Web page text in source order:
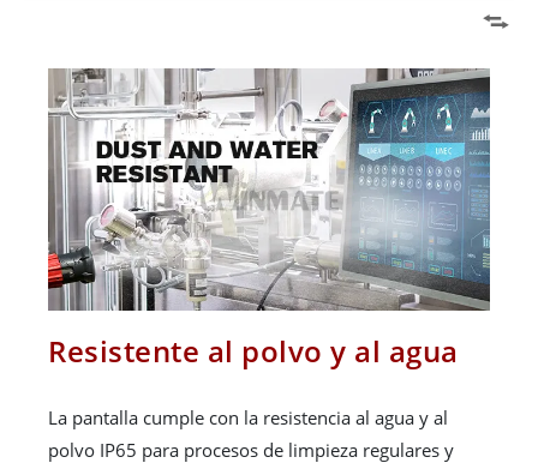
Resistente al polvo y al agua
La pantalla cumple con la resistencia al agua y al
polvo IP65 para procesos de limpieza regulares y